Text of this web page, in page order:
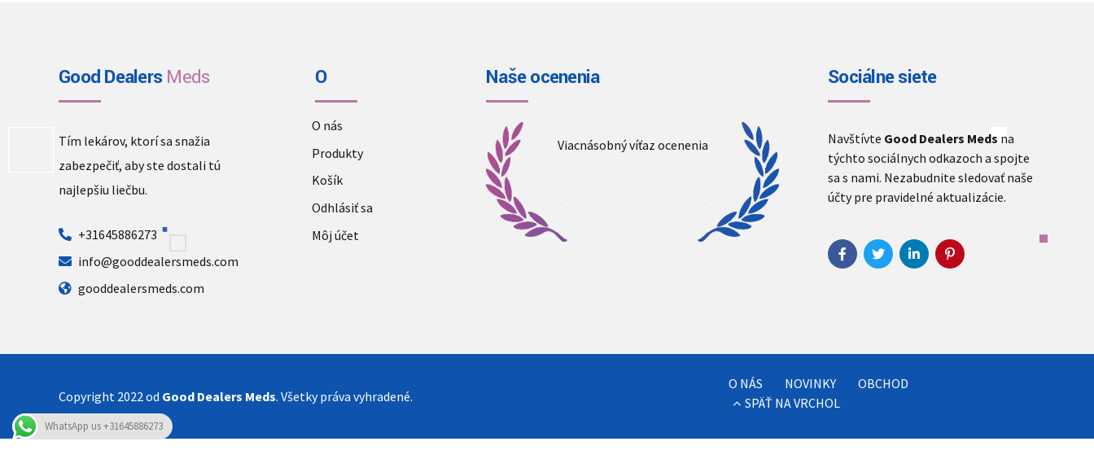
Good DealersMeds
Tím lekárov, ktorí sa snažia
zabezpečiť, aby ste dostali tú
najlepšiu liečbu.
+31645886273
info@gooddealersmeds.com
gooddealersmeds.com
O
O nás
Produkty
Košík
Odhlásiť sa
Môj účet
Naše ocenenia
Viacnásobný víťaz ocenenia
Sociálne siete
Navštívte Good Dealers Meds na
týchto sociálnych odkazoch a spojte
sa s nami. Nezabudnite sledovať naše
účty pre pravidelné aktualizácie.
Copyright 2022 od Good Dealers Meds. Všetky práva vyhradené.
O NÁS NOVINKY
OBCHOD
SPÄŤ NA VRCHOL
WhatsApp us +31645886273